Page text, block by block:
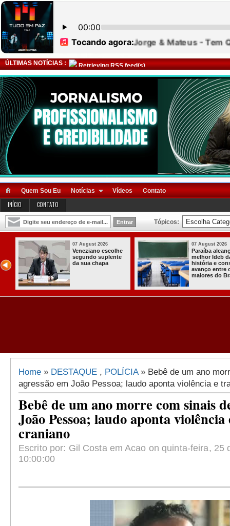
ÚLTIMAS NOTÍCIAS : Retrieving RSS feed(s)
Quem Sou Eu Notícias Vídeos Contato
INÍCIO CONTATO
Tópicos:
07 August 2026
Paraíba alcança o
melhor Ideb da
história e consolida
avanço entre os
maiores do Brasil
07 August 2026
Homem é preso
com armas,
munições e
radiocomunicadore
s no Conde
Home » DESTAQUE , POLÍCIA» Bebê de um ano
agressão em João Pessoa; laudo aponta violência e
Bebê de um ano morre com sinais
João Pessoa; laudo aponta
craniano
Escrito por: Gil Costa em Acao on quinta-feira, 25
10:00:00